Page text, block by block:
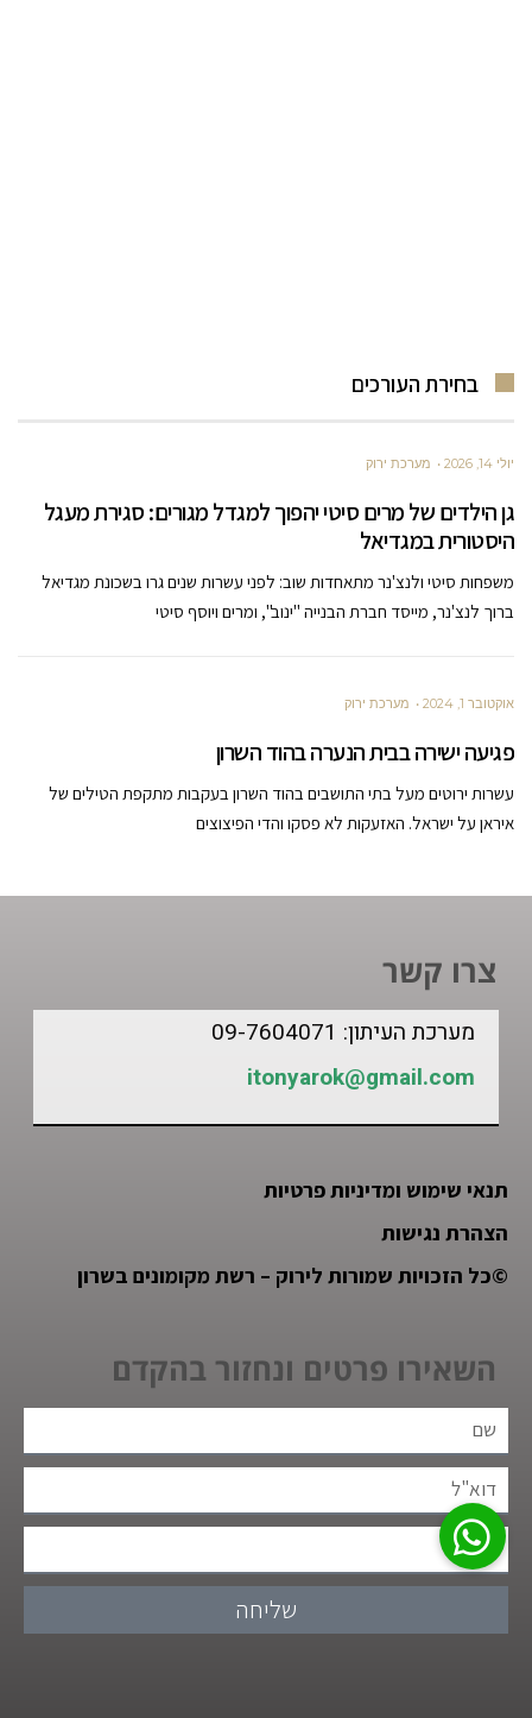
בחירת העורכים
יולי 14, 2026 מערכת ירוק
גן הילדים של מרים סיטי יהפוך למגדל מגורים: סגירת מעגל
היסטורית במגדיאל
משפחות סיטי ולנצ'נר מתאחדות שוב: לפני עשרות שנים גרו בשכונת מגדיאל
ברוך לנצ'נר, מייסד חברת הבנייה "ינוב", ומרים ויוסף סיטי
אוקטובר 1, 2024 מערכת ירוק
פגיעה ישירה בבית הנערה בהוד השרון
עשרות ירוטים מעל בתי התושבים בהוד השרון בעקבות מתקפת הטילים של
איראן על ישראל. האזעקות לא פסקו והדי הפיצוצים
צרו קשר
מערכת העיתון: 09-7604071
itonyarok@gmail.com
תנאי שימוש ומדיניות פרטיות
הצהרת נגישות
©כל הזכויות שמורות לירוק – רשת מקומונים בשרון
השאירו פרטים ונחזור בהקדם
שליחה